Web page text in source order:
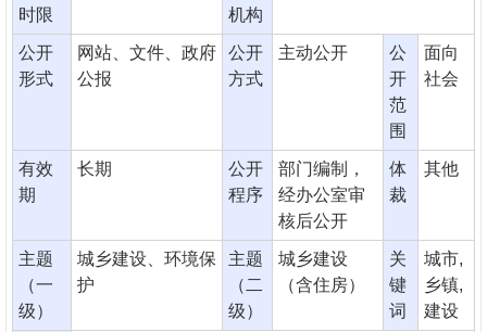
时限
机构
公开
形式
网站、文件、政府
公报
公开
方式
主动公开
公
开
范
围
面向
社会
有效
期
长期
公开
程序
部门编制，
经办公室审
核后公开
体
裁
其他
主题
（一
级）
城乡建设、环境保
护
主题
（二
级）
城乡建设
（含住房）
关
键
词
城市,
乡镇,
建设